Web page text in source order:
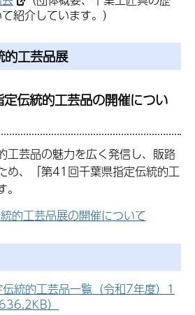
紹介しています。）
工芸品展
伝統的工芸品の開催につい
工芸品の魅力を広く発信し、販路
め、「第41回千葉県指定伝統的工
的工芸品展の開催について
統的工芸品一覧（令和7年度）1
）